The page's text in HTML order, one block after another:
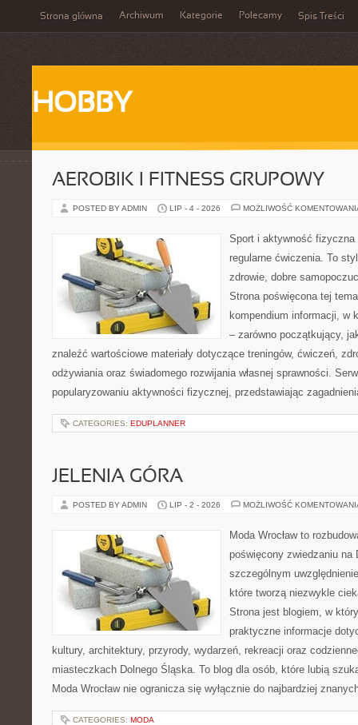
Strona główna Archiwum Kategorie Polecamy Spis Treści
HOBBY
AEROBIK I FITNESS GRUPOWY
POSTED BY ADMIN LIP - 4 - 2026 MOŻLIWOŚĆ
Sport i aktywność
regularne ćwiczenia. To
zdrowie, dobre
Strona poświęcona tej
kompendium informacji, w
– zarówno początkujący,
znaleźć wartościowe materiały dotyczące treningów, ćwiczeń,
odżywiania oraz świadomego rozwijania własnej sprawności.
popularyzowaniu aktywności fizycznej, przedstawiając
CATEGORIES: EDUPLANNER
JELENIA GÓRA
POSTED BY ADMIN LIP - 2 - 2026 MOŻLIWOŚĆ
Moda Wrocław to
poświęcony zwiedzaniu na
szczególnym
które tworzą niezwykle
Strona jest blogiem, w
praktyczne informacje
kultury, architektury, przyrody, wydarzeń, rekreacji oraz
miasteczkach Dolnego Śląska. To blog dla osób, które lubią
Moda Wrocław nie ogranicza się wyłącznie do najbardziej
CATEGORIES: MODA